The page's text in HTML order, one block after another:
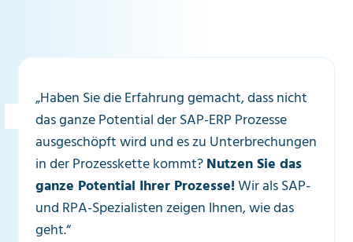
„Haben Sie die Erfahrung gemacht, dass nicht
das ganze Potential der SAP-ERP Prozesse
ausgeschöpft wird und es zu Unterbrechungen
in der Prozesskette kommt?Nutzen Sie das
ganze Potential Ihrer Prozesse!Wir als SAP-
und RPA-Spezialisten zeigen Ihnen, wie das
geht.“